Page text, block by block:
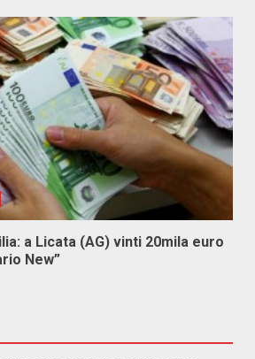
a Licata (AG) vinti 20mila euro
New”